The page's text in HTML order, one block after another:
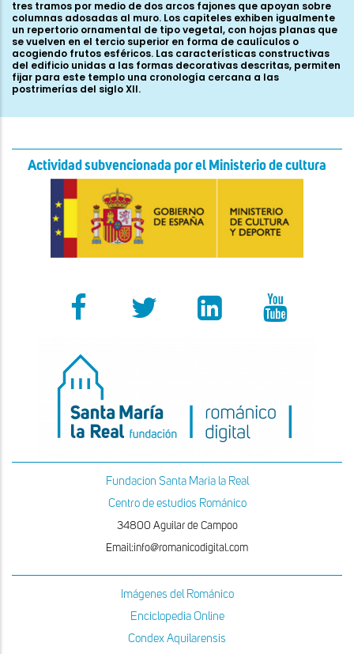
tres tramos por medio de dos arcos fajones que apoyan sobre
columnas adosadas al muro. Los capiteles exhiben igualmente
un repertorio ornamental de tipo vegetal, con hojas planas que
se vuelven en el tercio superior en forma de caulículos o
acogiendo frutos esféricos. Las características constructivas
del edificio unidas a las formas decorativas descritas, permiten
fijar para este templo una cronología cercana a las
postrimerías del siglo XII.
Actividad subvencionada por el Ministerio de cultura
Fundacion Santa Maria la Real
Centro de estudios Románico
34800 Aguilar de Campoo
Email:info@romanicodigital.com
Imágenes del Románico
Enciclopedia Online
Condex Aquilarensis